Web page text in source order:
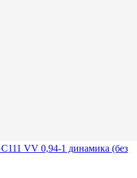
VV 0,94-1 динамика (без